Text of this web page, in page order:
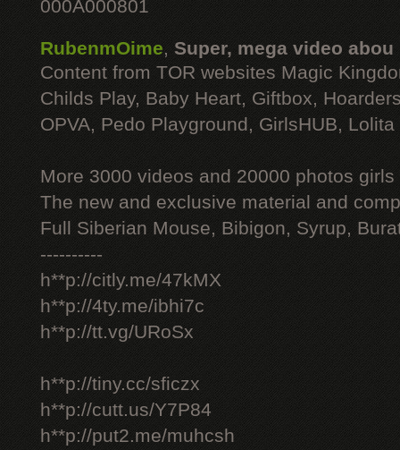
000A000801
RubenmOime, Super, mega video abou
Content from TOR websites Magic
Childs Play, Baby Heart, Giftbox,
OPVA, Pedo Playground, GirlsHUB, Lolita
More 3000 videos and 20000 photos
The new and exclusive material and
Full Siberian Mouse, Bibigon, Syrup,
----------
h**p://citly.me/47kMX
h**p://4ty.me/ibhi7c
h**p://tt.vg/URoSx
h**p://tiny.cc/sficzx
h**p://cutt.us/Y7P84
h**p://put2.me/muhcsh